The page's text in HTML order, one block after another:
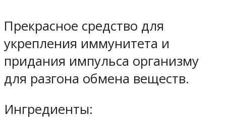
Прекрасное средство для
укрепления иммунитета и
придания импульса организму
для разгона обмена веществ.
Ингредиенты: